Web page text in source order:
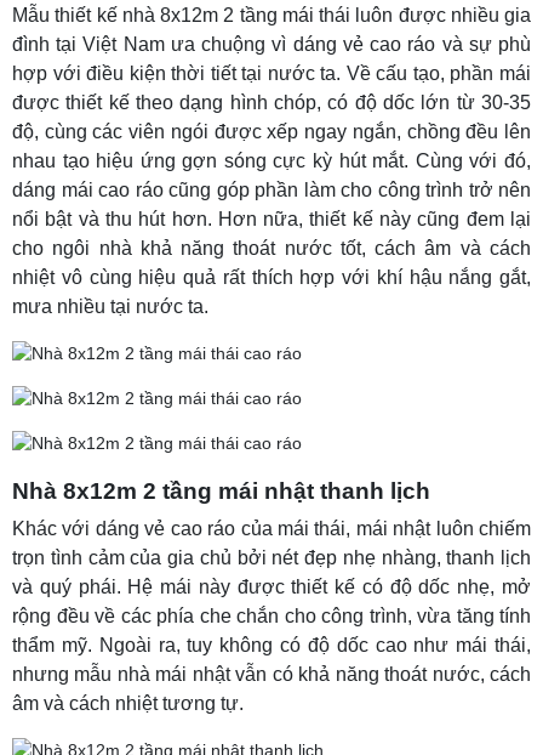
Mẫu thiết kế nhà 8x12m 2 tầng mái thái luôn được nhiều gia
đình tại Việt Nam ưa chuộng vì dáng vẻ cao ráo và sự phù
hợp với điều kiện thời tiết tại nước ta. Về cấu tạo, phần mái
được thiết kế theo dạng hình chóp, có độ dốc lớn từ 30-35
độ, cùng các viên ngói được xếp ngay ngắn, chồng đều lên
nhau tạo hiệu ứng gợn sóng cực kỳ hút mắt. Cùng với đó,
dáng mái cao ráo cũng góp phần làm cho công trình trở nên
nổi bật và thu hút hơn. Hơn nữa, thiết kế này cũng đem lại
cho ngôi nhà khả năng thoát nước tốt, cách âm và cách
nhiệt vô cùng hiệu quả rất thích hợp với khí hậu nắng gắt,
mưa nhiều tại nước ta.
Nhà 8x12m 2 tầng mái nhật thanh lịch
Khác với dáng vẻ cao ráo của mái thái, mái nhật luôn chiếm
trọn tình cảm của gia chủ bởi nét đẹp nhẹ nhàng, thanh lịch
và quý phái. Hệ mái này được thiết kế có độ dốc nhẹ, mở
rộng đều về các phía che chắn cho công trình, vừa tăng tính
thẩm mỹ. Ngoài ra, tuy không có độ dốc cao như mái thái,
nhưng mẫu nhà mái nhật vẫn có khả năng thoát nước, cách
âm và cách nhiệt tương tự.